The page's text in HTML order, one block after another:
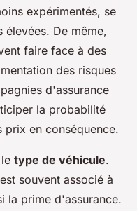
expérimentés, se
De même,
faire face à des
des risques
d'assurance
la probabilité
prix en conséquence.
type de véhicule.
souvent associé à
la prime d'assurance.